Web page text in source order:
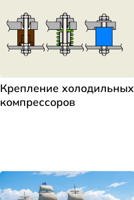
Крепление холодильных
компрессоров